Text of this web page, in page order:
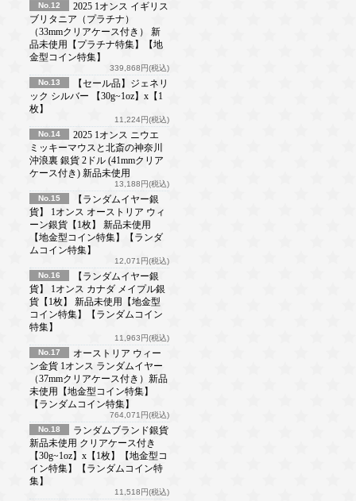
No.12
2025 1オンス イギリス
ブリタニア（プラチナ）
（33mmクリアケース付き） 新
品未使用【プラチナ特集】【地
金型コイン特集】
339,868円(税込)
No.13
【セール品】ジェネリ
ック シルバー 【30g~1oz】x【1
枚】
11,224円(税込)
No.14
2025 1オンス ニウエ
ミッキーマウスと北斎の神奈川
沖浪裏 銀貨 2ドル (41mmクリア
ケース付き) 新品未使用
13,188円(税込)
No.15
【ランダムイヤー銀
貨】 1オンス オーストリア ウィ
ーン銀貨【1枚】 新品未使用
【地金型コイン特集】【ランダ
ムコイン特集】
12,071円(税込)
No.16
【ランダムイヤー銀
貨】 1オンス カナダ メイプル銀
貨【1枚】 新品未使用【地金型
コイン特集】【ランダムコイン
特集】
11,963円(税込)
No.17
オーストリア ウィー
ン金貨 1オンス ランダムイヤー
（37mmクリアケース付き）新品
未使用【地金型コイン特集】
【ランダムコイン特集】
764,071円(税込)
No.18
ランダムブランド銀貨
新品未使用 クリアケース付き
【30g~1oz】x【1枚】【地金型コ
イン特集】【ランダムコイン特
集】
11,518円(税込)